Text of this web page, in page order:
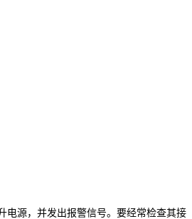
源，并发出报警信号。要经常检查其接